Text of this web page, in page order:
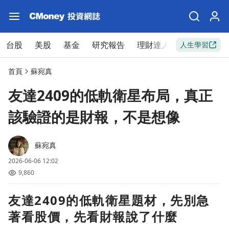
台股 美股 基金 研究報告 理財達人 新手入門
人生學習
首頁 蘇宛真
友達2409的低軌衛星布局，真正
該驗證的是財報，不是想像
蘇宛真
2026-06-06 12:02
9,860
友達2409的低軌衛星題材，先別急
著看股價，先看財報說了什麼